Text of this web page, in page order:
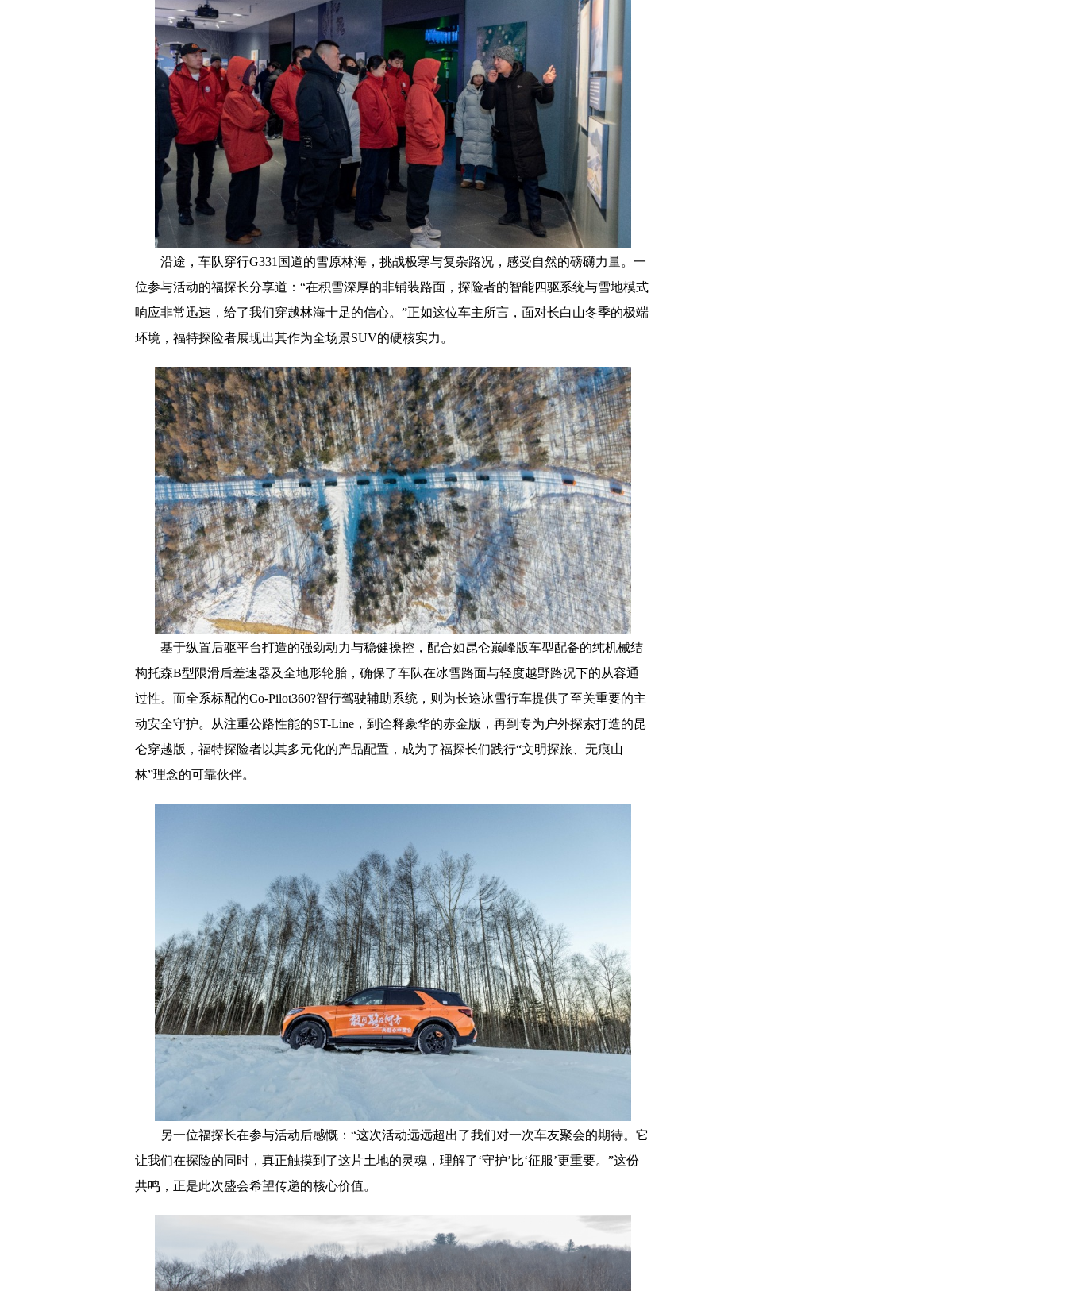
沿途，车队穿行G331国道的雪原林海，挑战极寒与复杂路况，感受自然的磅礴力量。一
位参与活动的福探长分享道：“在积雪深厚的非铺装路面，探险者的智能四驱系统与雪地模式
响应非常迅速，给了我们穿越林海十足的信心。”正如这位车主所言，面对长白山冬季的极端
环境，福特探险者展现出其作为全场景SUV的硬核实力。
基于纵置后驱平台打造的强劲动力与稳健操控，配合如昆仑巅峰版车型配备的纯机械结
构托森B型限滑后差速器及全地形轮胎，确保了车队在冰雪路面与轻度越野路况下的从容通
过性。而全系标配的Co-Pilot360?智行驾驶辅助系统，则为长途冰雪行车提供了至关重要的主
动安全守护。从注重公路性能的ST-Line，到诠释豪华的赤金版，再到专为户外探索打造的昆
仑穿越版，福特探险者以其多元化的产品配置，成为了福探长们践行“文明探旅、无痕山
林”理念的可靠伙伴。
另一位福探长在参与活动后感慨：“这次活动远远超出了我们对一次车友聚会的期待。它
让我们在探险的同时，真正触摸到了这片土地的灵魂，理解了‘守护’比‘征服’更重要。”这份
共鸣，正是此次盛会希望传递的核心价值。